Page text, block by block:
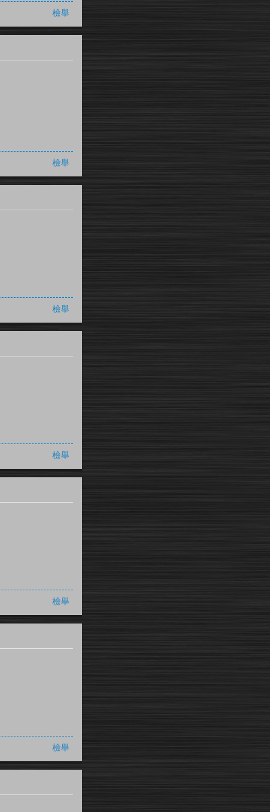
檢舉
檢舉
檢舉
檢舉
檢舉
檢舉